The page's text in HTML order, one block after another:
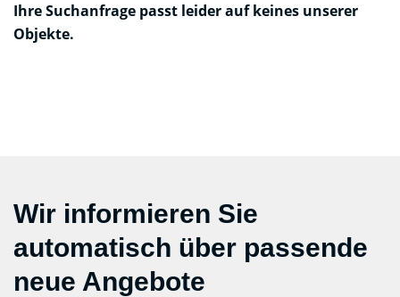
Ihre Suchanfrage passt leider auf keines unserer
Objekte.
Wir informieren Sie
automatisch über passende
neue Angebote